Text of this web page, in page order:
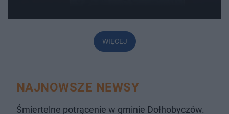
WIĘCEJ
NAJNOWSZE NEWSY
Śmiertelne potrącenie w gminie Dołhobyczów.